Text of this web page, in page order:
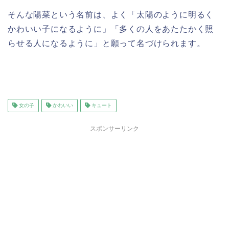
そんな陽菜という名前は、よく「太陽のように明るく
かわいい子になるように」「多くの人をあたたかく照
らせる人になるように」と願って名づけられます。
女の子 かわいい キュート
スポンサーリンク